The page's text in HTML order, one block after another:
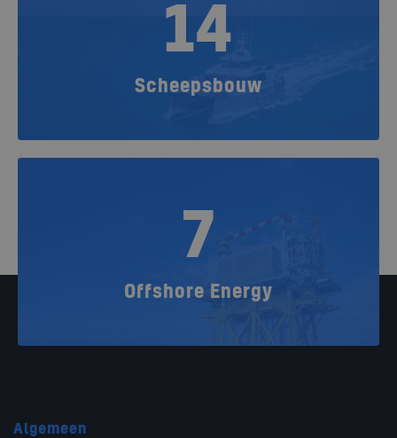
14
Scheepsbouw
7
Offshore Energy
Algemeen